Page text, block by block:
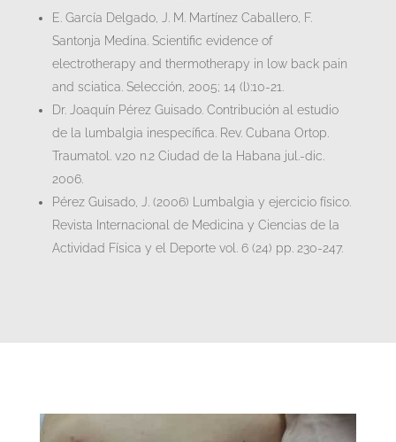
E. García Delgado, J. M. Martínez Caballero, F.
Santonja Medina. Scientific evidence of
electrotherapy and thermotherapy in low back pain
and sciatica. Selección, 2005; 14 (l):10-21.
Dr. Joaquín Pérez Guisado. Contribución al estudio
de la lumbalgia inespecífica. Rev. Cubana Ortop.
Traumatol. v.20 n.2 Ciudad de la Habana jul.-dic.
2006.
Pérez Guisado, J. (2006) Lumbalgia y ejercicio físico.
Revista Internacional de Medicina y Ciencias de la
Actividad Física y el Deporte vol. 6 (24) pp. 230-247.